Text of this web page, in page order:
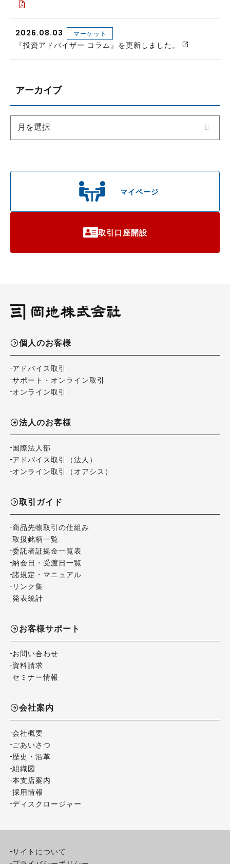
マイページ
取引口座開設
2026.08.03 マーケット
『投資アドバイザー コラム』を更新しました。
アーカイブ
個人のお客様
アドバイス取引
サポート・オンライン取引
オンライン取引
法人のお客様
国際法人部
アドバイス取引（法人）
オンライン取引（オアシス）
取引ガイド
商品先物取引の仕組み
取扱銘柄一覧
委託者証拠金一覧表
納会日・受渡日一覧
諸規定・マニュアル
リンク集
発表統計
お客様サポート
お問い合わせ
資料請求
セミナー情報
会社案内
会社概要
ごあいさつ
歴史・沿革
組織図
本支店案内
採用情報
ディスクロージャー
サイトについて